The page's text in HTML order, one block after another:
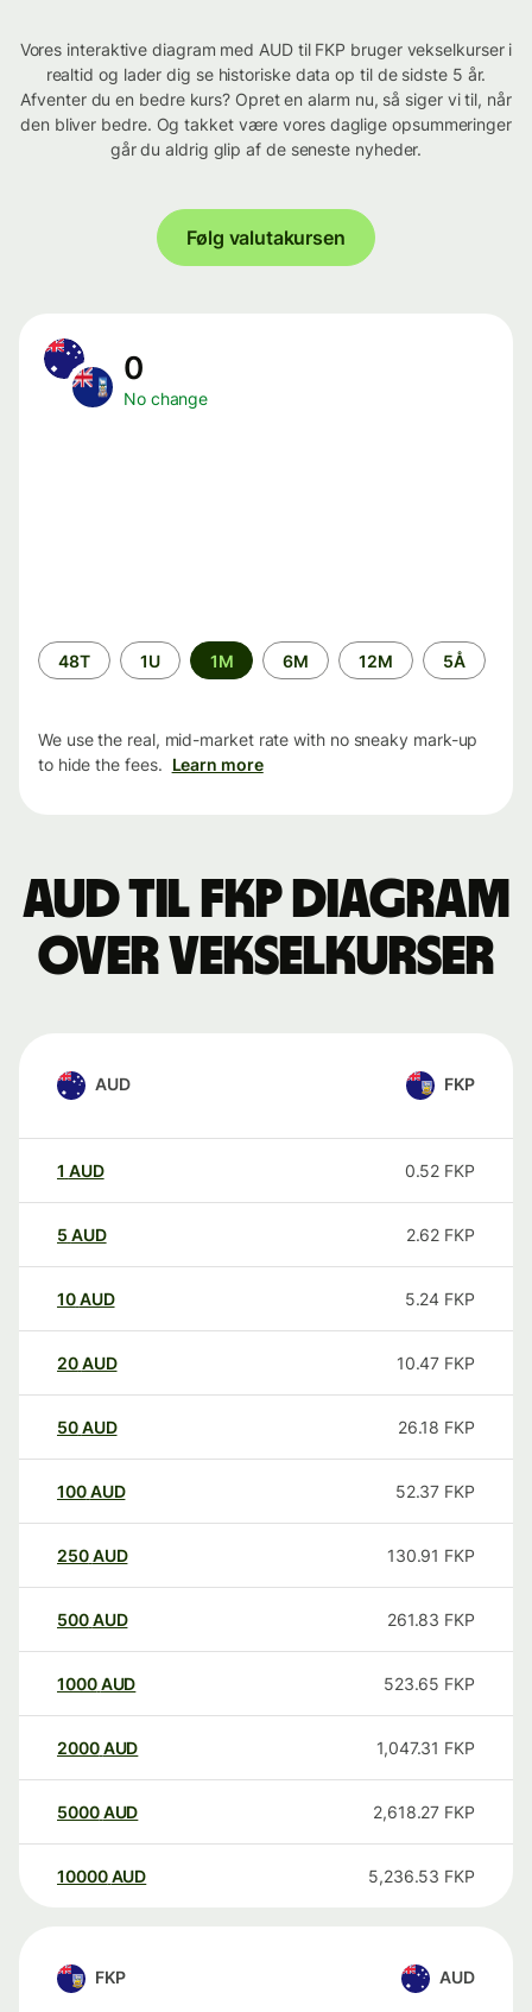
Vores interaktive diagram med AUD til FKP bruger vekselkurser i
realtid og lader dig se historiske data op til de sidste 5 år.
Afventer du en bedre kurs? Opret en alarm nu, så siger vi til, når
den bliver bedre. Og takket være vores daglige opsummeringer
går du aldrig glip af de seneste nyheder.
Følg valutakursen
0
No change
Time
period
48T 1U 1M 6M 12M 5Å
We use the real, mid-market rate with no sneaky mark-up
to hide the fees. Learn more
AUD til FKP Diagram
over vekselkurser
AUD FKP
1 AUD 0.52 FKP
5 AUD 2.62 FKP
10AUD 5.24 FKP
20AUD 10.47 FKP
50AUD 26.18 FKP
100AUD 52.37 FKP
250AUD 130.91 FKP
500AUD 261.83 FKP
1000AUD 523.65 FKP
2000AUD 1,047.31 FKP
5000AUD 2,618.27 FKP
10000 AUD 5,236.53 FKP
FKP AUD